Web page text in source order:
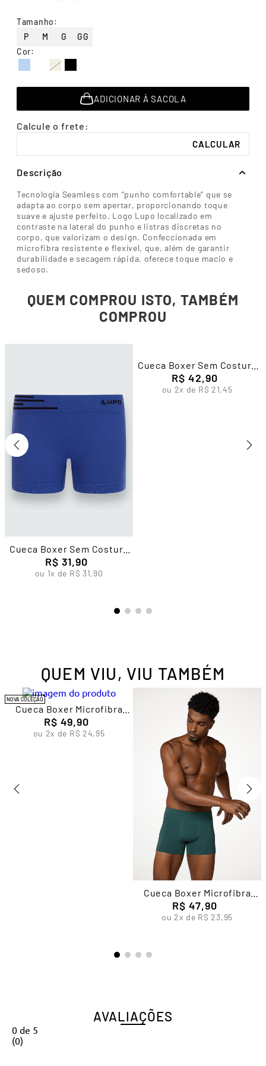
Cor:
Tamanho:
P
M G GG
ADICIONAR À SACOLA
Descrição
Tecnologia Seamless com “punho comfortable” que se
adapta ao corpo sem apertar, proporcionando toque
suave e ajuste perfeito. Logo Lupo localizado em
contraste na lateral do punho e listras discretas no
corpo, que valorizam o design. Confeccionada em
microfibra resistente e flexível, que, além de garantir
durabilidade e secagem rápida, oferece toque macio e
sedoso.
QUEM COMPROU ISTO, TAMBÉM
COMPROU
Cueca Boxer Sem Costura
Infantil Masculina Lupo
R$ 31,90
ou 1x de R$ 31,90
QUEM VIU, VIU TAMBÉM
NOVA COLEÇÃO
Cueca Boxer Microfibra
Sem Costura Masculina
Lupo
R$ 49,90
ou 2x de R$ 24,95
Cueca Boxer Microfibra
Sem Costura Masculina
Lupo
R$ 47,90
ou2x de R$ 23,95
AVALIAÇÕES
0 de 5
(0)